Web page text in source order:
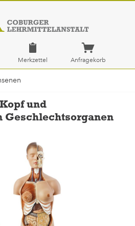
Merkzettel Anfragekorb
und
Geschlechtsorganen